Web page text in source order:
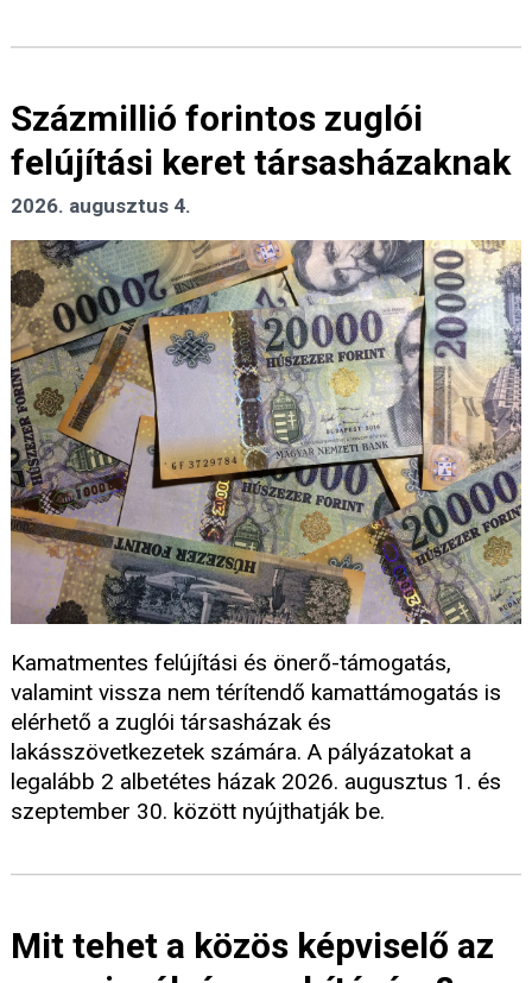
Százmillió forintos zuglói
felújítási keret társasházaknak
2026. augusztus 4.
Kamatmentes felújítási és önerő-támogatás,
valamint vissza nem térítendő kamattámogatás is
elérhető a zuglói társasházak és
lakásszövetkezetek számára. A pályázatokat a
legalább 2 albetétes házak 2026. augusztus 1. és
szeptember 30. között nyújthatják be.
Mit tehet a közös képviselő az